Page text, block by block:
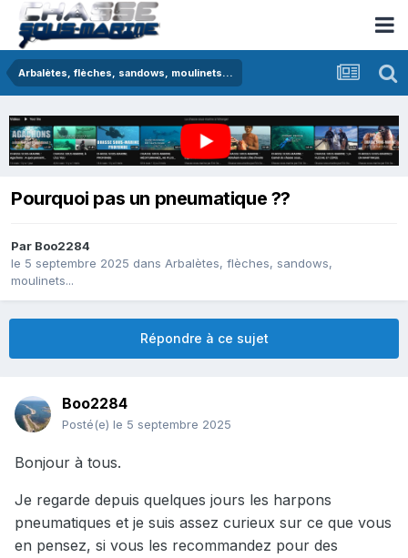
Arbalètes, flèches, sandows, moulinets...
Pourquoi pas un pneumatique ??
Par Boo2284
le 5 septembre 2025 dans Arbalètes, flèches, sandows,
moulinets...
Répondre à ce sujet
Boo2284
Posté(e) le 5 septembre 2025
Bonjour à tous.
Je regarde depuis quelques jours les harpons
pneumatiques et je suis assez curieux sur ce que vous
en pensez, si vous les recommandez pour des